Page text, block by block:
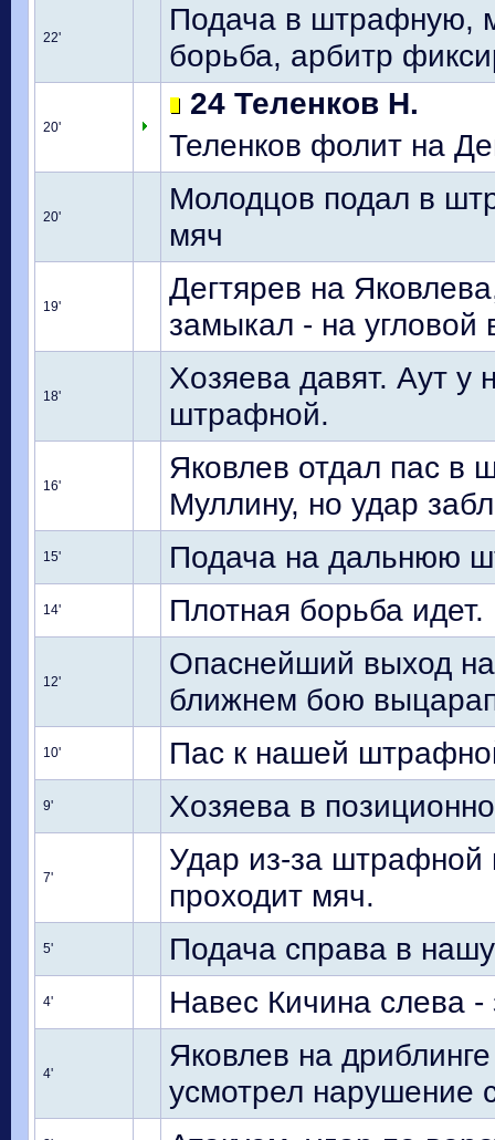
22'
Подача в штрафную,
борьба, арбитр
20'
24 Теленков Н.
Теленков фолит на
20'
Молодцов подал в
мяч
19'
Дегтярев на
замыкал - на угловой
18'
Хозяева давят. Аут у
штрафной.
16'
Яковлев отдал пас в
Муллину, но удар
15' Подача на дальнюю
14' Плотная борьба
12'
Опаснейший выход
ближнем бою
10' Пас к нашей
9' Хозяева в
7'
Удар из-за штрафной
проходит мяч.
5' Подача справа в
4' Навес Кичина слева -
4'
Яковлев на
усмотрел нарушение